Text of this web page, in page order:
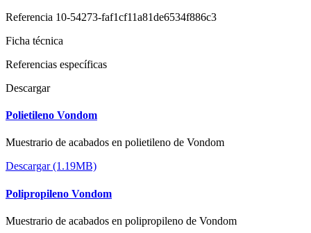
Referencia 10-54273-faf1cf11a81de6534f886c3
Ficha técnica
Referencias específicas
Descargar
Polietileno Vondom
Muestrario de acabados en polietileno de Vondom
Descargar (1.19MB)
Polipropileno Vondom
Muestrario de acabados en polipropileno de Vondom